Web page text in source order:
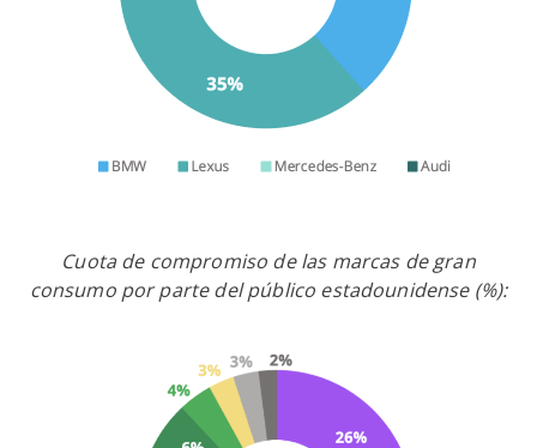
Cuota de compromiso de las marcas de gran
consumo por parte del público estadounidense (%):